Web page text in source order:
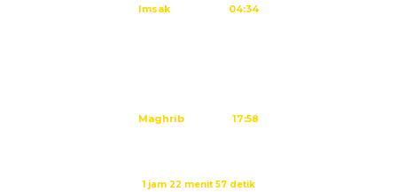
Imsak 04:34
Maghrib 17:58
1 jam 22 menit 56 detik